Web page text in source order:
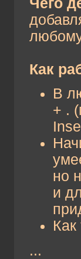
Чего
Как
В
+ .
но
и
Как
...